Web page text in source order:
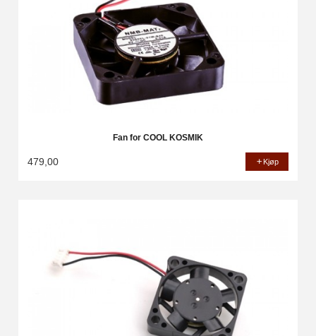
Fan for COOL KOSMIK
479,00 Kjøp